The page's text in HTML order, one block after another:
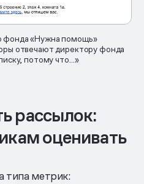
фонда «Нужна помощь»
отвечают директору фонда
потому что…»
рассылок:
оценивать
типа метрик: